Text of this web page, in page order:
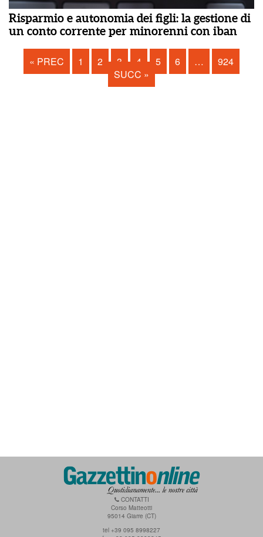
Risparmio e autonomia dei figli: la gestione di
un conto corrente per minorenni con iban
« PREC 1 2 3 4 5 6 …
924
SUCC »
CONTATTI
Corso Matteotti
95014 Giarre (CT)
tel +39 095 8998227